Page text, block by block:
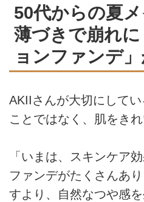
50代からの夏メ
薄づきで崩れ
ョンファンデ
AKIIさんが大切にして
ことではなく、肌をきれ
「いまは、スキンケア
ファンデがたくさんあ
すより、自然なつや感